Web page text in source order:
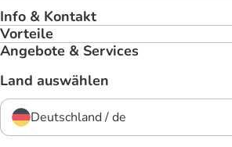
Info & Kontakt
Vorteile
Angebote & Services
Land auswählen
Deutschland / de